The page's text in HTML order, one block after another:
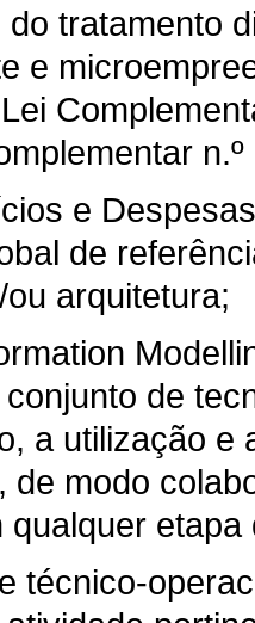
do tratamento
e
e
de
arquitetura;
de
a utilização e
de modo
qualquer
técnico-